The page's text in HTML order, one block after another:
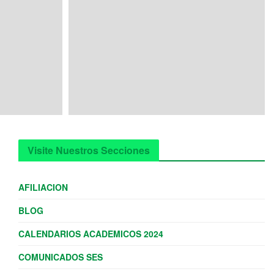
Visite Nuestros Secciones
AFILIACION
BLOG
CALENDARIOS ACADEMICOS 2024
COMUNICADOS SES